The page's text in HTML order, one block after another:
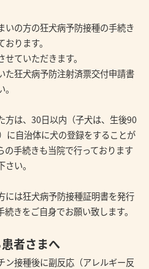
いの方の狂犬病予防接種の手続き
ります。
ていただきます。
た狂犬病予防注射済票交付申請書
方は、30日以内（子犬は、生後90
に自治体に犬の登録をすることが
手続きも当院で行っております
い。
は狂犬病予防接種証明書を発行
きをご自身でお願い致します。
者さまへ
ン接種後に副反応（アレルギー反